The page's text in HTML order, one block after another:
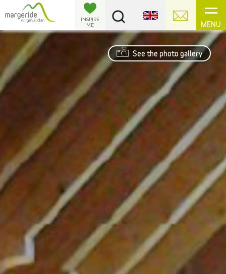
MENU
INSPIRE
ME
See the photo gallery
Cookies management panel